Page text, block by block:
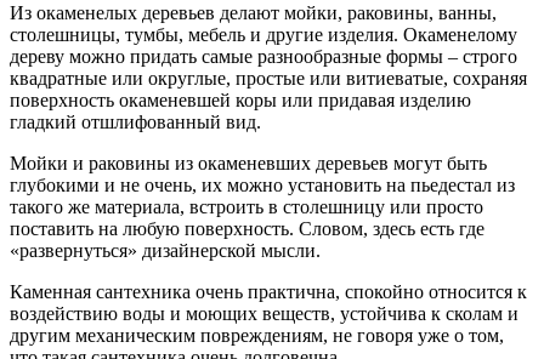
Из окаменелых деревьев делают мойки, раковины, ванны,
столешницы, тумбы, мебель и другие изделия. Окаменелому
дереву можно придать самые разнообразные формы – строго
квадратные или округлые, простые или витиеватые, сохраняя
поверхность окаменевшей коры или придавая изделию
гладкий отшлифованный вид.
Мойки и раковины из окаменевших деревьев могут быть
глубокими и не очень, их можно установить на пьедестал из
такого же материала, встроить в столешницу или просто
поставить на любую поверхность. Словом, здесь есть где
«развернуться» дизайнерской мысли.
Каменная сантехника очень практична, спокойно относится к
воздействию воды и моющих веществ, устойчива к сколам и
другим механическим повреждениям, не говоря уже о том,